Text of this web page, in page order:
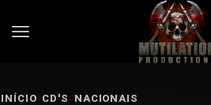
INÍCIO CD'S NACIONAIS